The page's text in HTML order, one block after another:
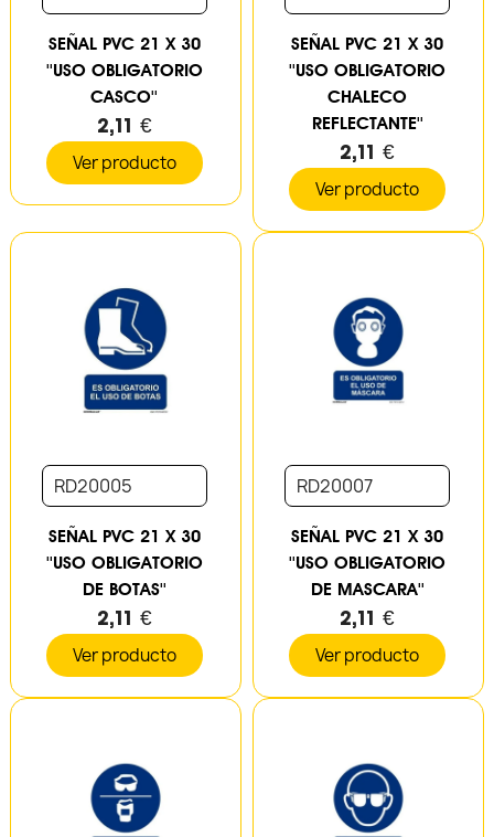
SEÑAL PVC 21 X 30
''USO OBLIGATORIO
CASCO''
2,11 €
Ver producto
SEÑAL PVC 21 X 30
''USO OBLIGATORIO
CHALECO
REFLECTANTE''
2,11 €
Ver producto
RD20005
SEÑAL PVC 21 X 30
''USO OBLIGATORIO
DE BOTAS''
2,11 €
Ver producto
RD20007
SEÑAL PVC 21 X 30
''USO OBLIGATORIO
DE MASCARA''
2,11 €
Ver producto